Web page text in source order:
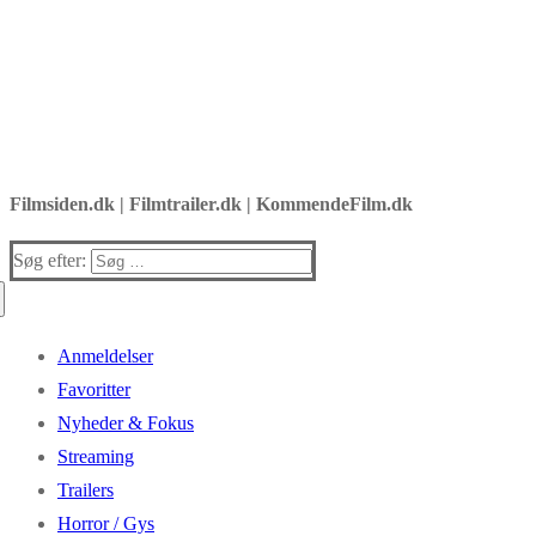
Filmsiden.dk | Filmtrailer.dk | KommendeFilm.dk
Søg efter:
Anmeldelser
Favoritter
Nyheder & Fokus
Streaming
Trailers
Horror / Gys